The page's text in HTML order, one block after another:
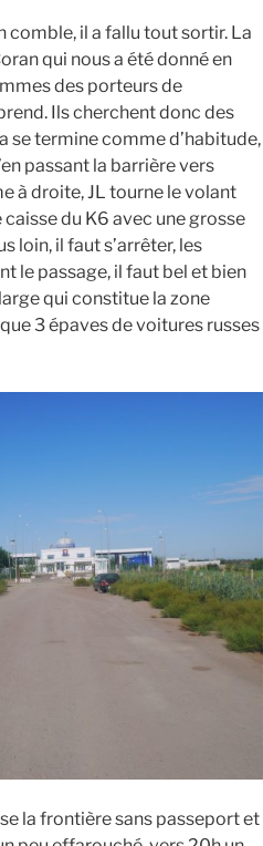
il a fallu tout sortir. La
qui nous a été donné en
des porteurs de
Ils cherchent donc des
se termine comme d’habitude,
passant la barrière vers
à droite, JL tourne le volant
du K6 avec une grosse
loin, il faut s’arrêter, les
le passage, il faut bel et bien
qui constitue la zone
3 épaves de voitures russes
la frontière sans passeport et